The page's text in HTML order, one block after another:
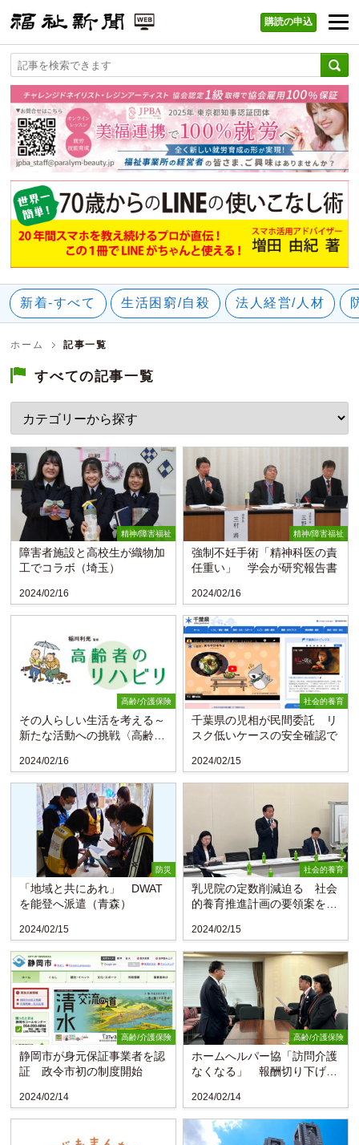
福祉新聞 WEB
購読の申込
新着-すべて 生活困窮/自殺 法人経営/人材
ホーム 記事一覧
すべての記事一覧
精神/障害福祉
障害者施設と高校生が織物加
工でコラボ（埼玉）
2024/02/16
精神/障害福祉
強制不妊手術「精神科医の責
任重い」 学会が研究報告書
2024/02/16
高齢/介護保険
その人らしい生活を考える～
新たな活動への挑戦〈高齢者
2024/02/16
社会的養育
千葉県の児相が民間委託 リ
スク低いケースの安全確認で
2024/02/15
防災
「地域と共にあれ」 DWAT
を能登へ派遣（青森）
2024/02/15
社会的養育
乳児院の定数削減迫る 社会
的養育推進計画の要領案を議
2024/02/15
高齢/介護保険
静岡市が身元保証事業者を認
証 政令市初の制度開始
2024/02/14
高齢/介護保険
ホームへルパー協「訪問介護
なくなる」 報酬切り下げに
2024/02/14